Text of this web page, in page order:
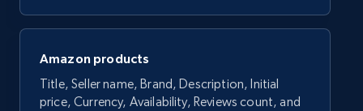
Amazon products
Title, Seller name, Brand, Description, Initial
price, Currency, Availability, Reviews count, and